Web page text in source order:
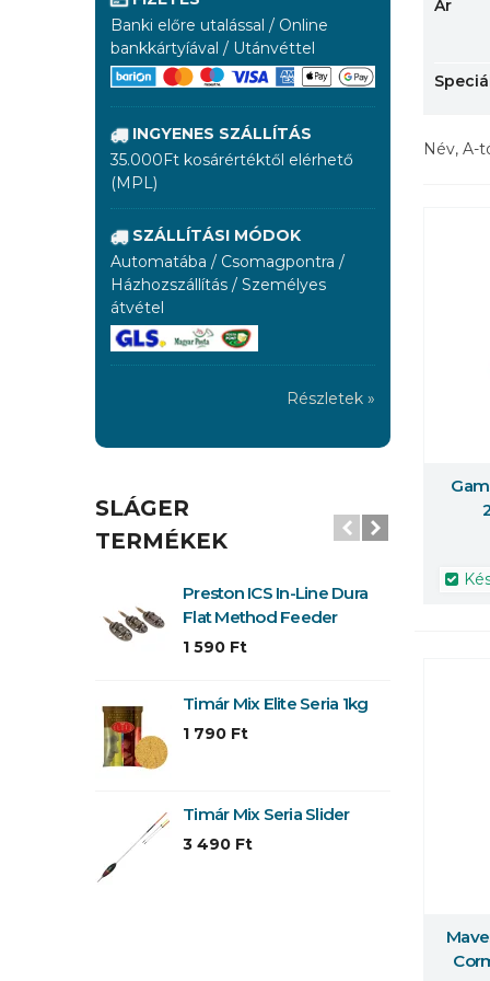
Banki előre utalással / Online
bankkártyíával / Utánvéttel
INGYENES SZÁLLÍTÁS
35.000Ft kosárértéktől elérhető
(MPL)
SZÁLLÍTÁSI MÓDOK
Automatába / Csomagpontra /
Házhozszállítás / Személyes
átvétel
Részletek »
SLÁGER
TERMÉKEK
Preston ICS In-Line Dura
Flat Method Feeder
1 590 Ft
Timár Mix Elite Seria 1kg
1 790 Ft
Timár Mix Seria Slider
3 490 Ft
Ár
Név, A-